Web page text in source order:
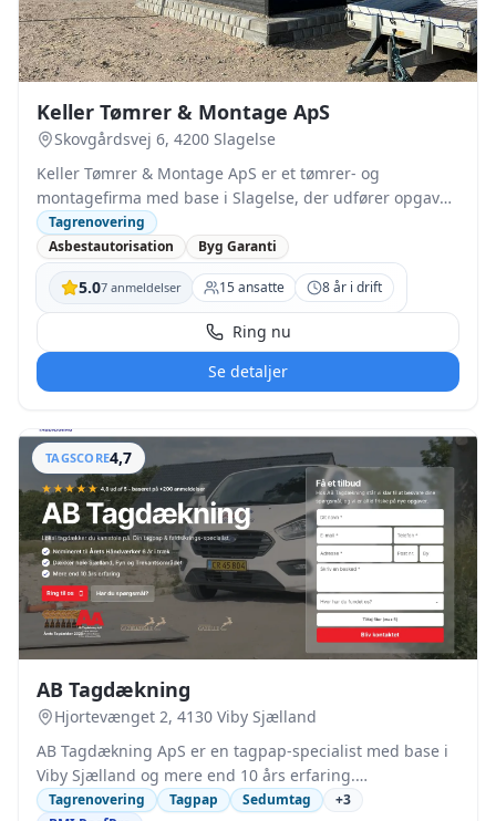
Keller Tømrer & Montage ApS
Skovgårdsvej 6, 4200 Slagelse
Keller Tømrer & Montage ApS er et tømrer- og
montagefirma med base i Slagelse, der udfører opgaver
på det meste af Sjælland for både private og erhverv.
Virksomheden blev etableret i 2018 og løser både
mindre vedligeholdelse og større renoverings- og
tilbygningsopgaver. En central del af virksomhedens
arbejde er tagrenovering, hvor der rådgives om
materialevalg og koordineres med øvrige
tømreropgaver. Da virksomheden er autoriseret til
nedrivning af asbest, kan ældre asbestholdige tage og
Tømrer & Montage ApS er medlem af Byg Garanti,
hvilket giver private kunder ekstra sikkerhed, hvis der
senere opdages fejl eller mangler på det udførte
arbejde.
Tagrenovering
Asbestautorisation
Byg Garanti
5.07 anmeldelser 15ansatte 8år i drift
Ring nu
Se detaljer
TAGSCORE4,7
AB Tagdækning
Hjortevænget 2, 4130 Viby Sjælland
AB Tagdækning ApS er en tagpap-specialist med base i
Viby Sjælland og mere end 10 års erfaring.
Virksomheden udfører opgaver på hele Sjælland for
Tagrenovering Tagpap Sedumtag +3